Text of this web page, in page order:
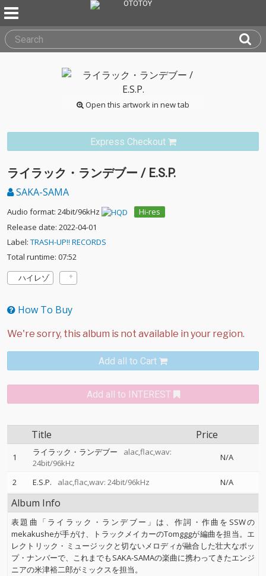
Open this artwork in new tab
Express Checkout
ライラック・ランデブー / E.S.P.
SAKA-SAMA
Audio format: 24bit/96kHz
Hi-res
Release date: 2022-04-01
Label: TRASH-UP!! RECORDS
Total runtime: 07:52
ハイレゾ
How To Buy
Add all to Cart
Add all to INTEREST
Title Price
1 ライラック・ランデブー
alac,flac,wav:
24bit/96kHz
N/A
2 E.S.P. alac,flac,wav: 24bit/96kHz N/A
Album Info
表題曲「ライラック・ランデブー」は、作詞・作曲をSSWの
mekakusheが手がけ、トラックメイカーのTomgggが編曲を担当。エ
レクトリック・ミュージックと切ないメロディが融合した壮大なポッ
プ・ナンバーで、これまでもSAKA-SAMAの楽曲に携わってきたエンジ
ニアの米津裕二郎がミックスを担当。